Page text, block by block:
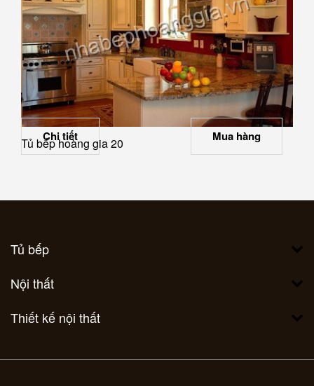
Tủ bếp hoàng gia 20
Chi tiết Mua hàng
Tủ bếp
Nội thất
Thiết kế nội thất